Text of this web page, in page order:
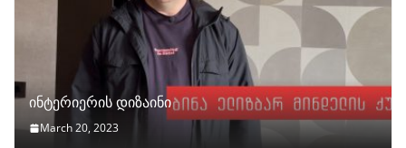
ინტერიერის დიზაინი
March 20, 2023